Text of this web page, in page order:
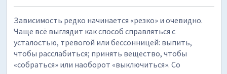
Зависимость редко начинается «резко» и очевидно.
Чаще всё выглядит как способ справляться с
усталостью, тревогой или бессонницей: выпить,
чтобы расслабиться; принять вещество, чтобы
«собраться» или наоборот «выключиться». Со